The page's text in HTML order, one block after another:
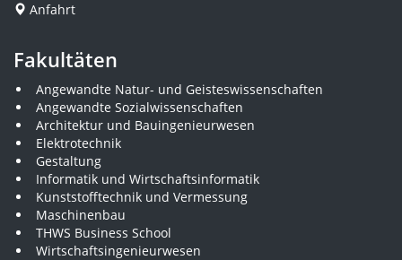
Anfahrt
Fakultäten
Angewandte Natur- und Geisteswissenschaften
Angewandte Sozialwissenschaften
Architektur und Bauingenieurwesen
Elektrotechnik
Gestaltung
Informatik und Wirtschaftsinformatik
Kunststofftechnik und Vermessung
Maschinenbau
THWS Business School
Wirtschaftsingenieurwesen